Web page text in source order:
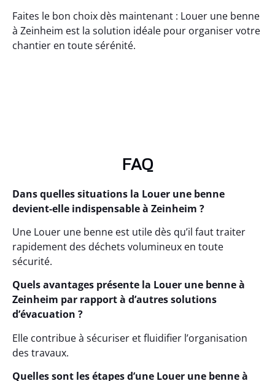
Faites le bon choix dès maintenant : Louer une benne
à Zeinheim est la solution idéale pour organiser votre
chantier en toute sérénité.
FAQ
Dans quelles situations la Louer une benne
devient-elle indispensable à Zeinheim ?
Une Louer une benne est utile dès qu’il faut traiter
rapidement des déchets volumineux en toute
sécurité.
Quels avantages présente la Louer une benne à
Zeinheim par rapport à d’autres solutions
d’évacuation ?
Elle contribue à sécuriser et fluidifier l’organisation
des travaux.
Quelles sont les étapes d’une Louer une benne à